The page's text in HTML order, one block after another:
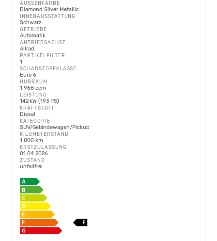
AUSSENFARBE
Diamond Silver Metallic
INNENAUSSTATTUNG
Schwarz
GETRIEBE
Automatik
ANTRIEBSACHSE
Allrad
PARTIKELFILTER
1
SCHADSTOFFKLASSE
Euro 6
HUBRAUM
1.968 ccm
LEISTUNG
142 kW (193 PS)
KRAFTSTOFF
Diesel
KATEGORIE
SUV/Geländewagen/Pickup
KILOMETERSTAND
1.000 km
ERSTZULASSUNG
01.04.2026
ZUSTAND
unfallfrei